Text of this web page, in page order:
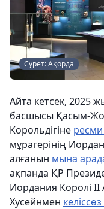
Сурет: Ақорда
Айта кетсек, 2025
басшысы Қасым-
Корольдігіне
мұрагерінің
алғанын мына
ақпанда ҚР
Иордания Королі II
Хусейнмен